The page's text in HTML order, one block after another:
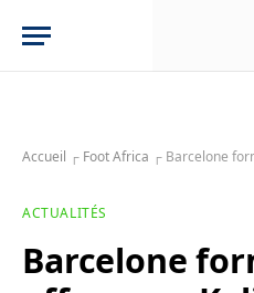
Accueil ┌ Foot Africa ┌ Barcelone
ACTUALITÉS
Barcelone